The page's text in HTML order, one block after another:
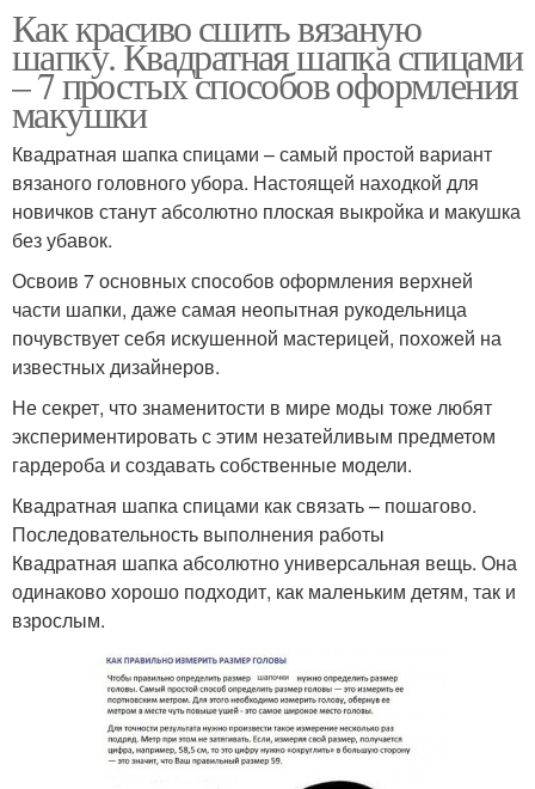
Как красиво сшить вязаную
шапку. Квадратная шапка спицами
– 7 простых способов оформления
макушки
Квадратная шапка спицами – самый простой вариант
вязаного головного убора. Настоящей находкой для
новичков станут абсолютно плоская выкройка и макушка
без убавок.
Освоив 7 основных способов оформления верхней
части шапки, даже самая неопытная рукодельница
почувствует себя искушенной мастерицей, похожей на
известных дизайнеров.
Не секрет, что знаменитости в мире моды тоже любят
экспериментировать с этим незатейливым предметом
гардероба и создавать собственные модели.
Квадратная шапка спицами как связать – пошагово.
Последовательность выполнения работы
Квадратная шапка абсолютно универсальная вещь. Она
одинаково хорошо подходит, как маленьким детям, так и
взрослым.